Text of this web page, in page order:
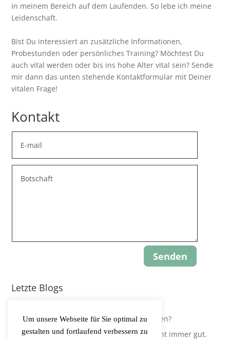
in meinem Bereich auf dem Laufenden. So lebe ich meine
Leidenschaft.
Bist Du interessiert an zusätzliche Informationen,
Probestunden oder persönliches Training? Möchtest Du
auch vital werden oder bis ins hohe Alter vital sein? Sende
mir dann das unten stehende Kontaktformular mit Deiner
vitalen Frage!
Kontakt
Senden
Letzte Blogs
Leidest Du an Hypokapnie, ohne es zu wissen?
Der Körper regelt Sauerstoffversorgung nicht immer gut.
Um unsere Webseite für Sie optimal zu
gestalten und fortlaufend verbessern zu